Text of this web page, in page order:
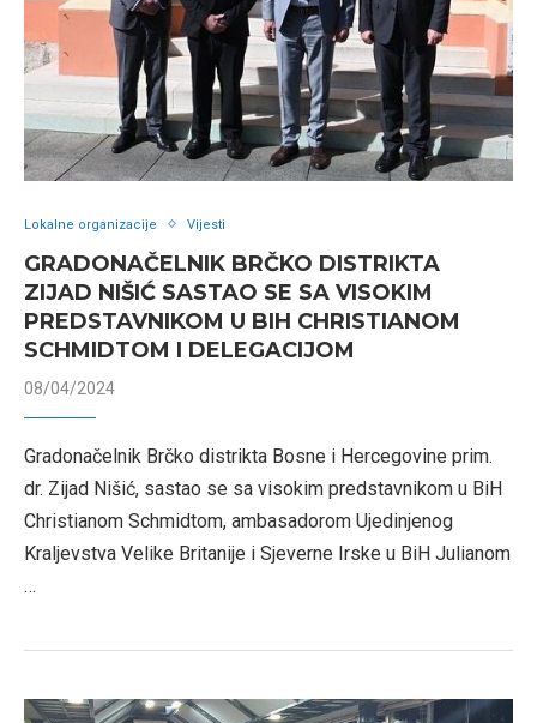
Lokalne organizacije Vijesti
GRADONAČELNIK BRČKO DISTRIKTA
ZIJAD NIŠIĆ SASTAO SE SA VISOKIM
PREDSTAVNIKOM U BIH CHRISTIANOM
SCHMIDTOM I DELEGACIJOM
08/04/2024
Gradonačelnik Brčko distrikta Bosne i Hercegovine prim.
dr. Zijad Nišić, sastao se sa visokim predstavnikom u BiH
Christianom Schmidtom, ambasadorom Ujedinjenog
Kraljevstva Velike Britanije i Sjeverne Irske u BiH Julianom
…